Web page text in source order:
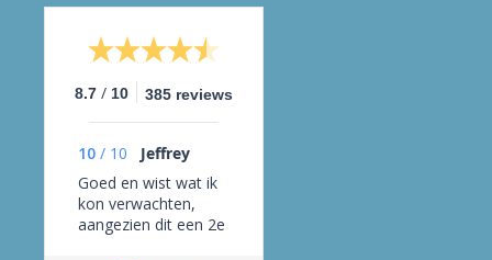
8.7 / 10 385 reviews
10 / 10
Jeffrey
Goed en wist wat ik
kon verwachten,
aangezien dit een 2e